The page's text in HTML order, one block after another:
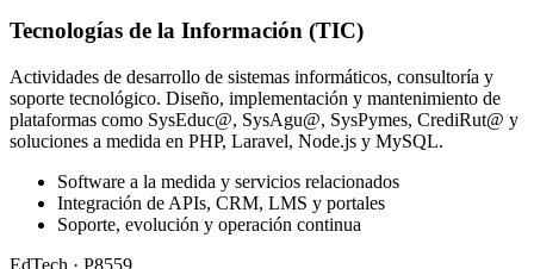
Tecnologías de la Información (TIC)
Actividades de desarrollo de sistemas informáticos, consultoría y
soporte tecnológico. Diseño, implementación y mantenimiento de
plataformas como SysEduc@, SysAgu@, SysPymes, CrediRut@ y
soluciones a medida en PHP, Laravel, Node.js y MySQL.
Software a la medida y servicios relacionados
Integración de APIs, CRM, LMS y portales
Soporte, evolución y operación continua
EdTech · P8559